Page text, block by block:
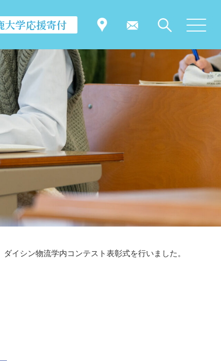
大学応援寄付
イシン物流学内コンテスト表彰式を行いました。